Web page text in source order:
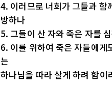
4. 이러므로 너희가 그들과 함
방하나
5. 그들이 산 자와 죽은 자를
6. 이를 위하여 죽은 자들에게
는
하나님을 따라 살게 하려 함이